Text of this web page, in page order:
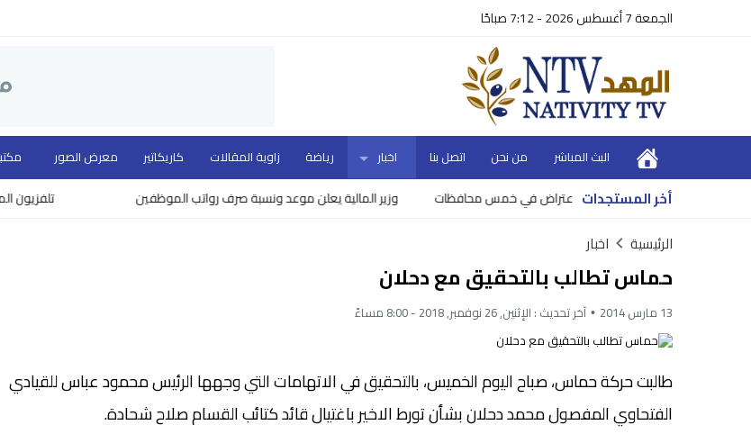
الجمعة 7 أغسطس 2026 - 7:12 صباحًا
البث المباشر من نحن اتصل بنا اخبار رياضة زاوية المقالات كاريكاتير معرض الصور
أخر المستجدات تلفزيون المهد وزير المالية يعلن موعد ونسبة صرف رواتب الموظفين
الرئيسية اخبار
حماس تطالب بالتحقيق مع دحلان
13 مارس 2014 آخر تحديث : الإثنين, 26 نوفمبر, 2018 - 8:00 مساءً
طالبت حركة حماس، صباح اليوم الخميس، بالتحقيق في الاتهامات التي وجهها الرئيس محمود عباس للقيادي
الفتحاوي المفصول محمد دحلان بشأن تورط الاخير باغتيال قائد كتائب القسام صلاح شحادة.